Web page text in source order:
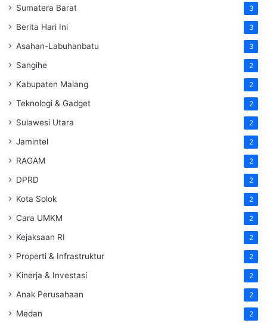
Sumatera Barat 3
Berita Hari Ini 3
Asahan-Labuhanbatu 3
Sangihe 2
Kabupaten Malang 2
Teknologi & Gadget 2
Sulawesi Utara 2
Jamintel 2
RAGAM 2
DPRD 2
Kota Solok 2
Cara UMKM 2
Kejaksaan RI 2
Properti & Infrastruktur 2
Kinerja & Investasi 2
Anak Perusahaan 2
Medan 2